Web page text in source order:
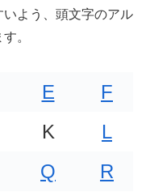
よう、頭文字のアル
。
E
F
K
L
Q
R